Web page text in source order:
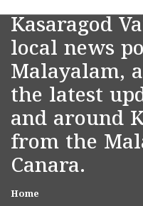
Kasaragod
local news
Malayalam,
the latest
and around
from the
Canara.
Home